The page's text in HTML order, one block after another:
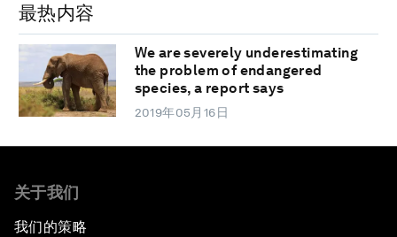
最热内容
We are severely underestimating
the problem of endangered
species, a report says
2019年05月16日
关于我们
我们的策略